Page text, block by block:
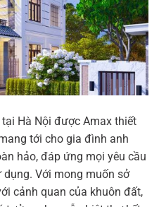
Hà Nội được Amax thiết
tới cho gia đình anh
hảo, đáp ứng mọi yêu cầu
Với mong muốn sở
cảnh quan của khuôn đất,